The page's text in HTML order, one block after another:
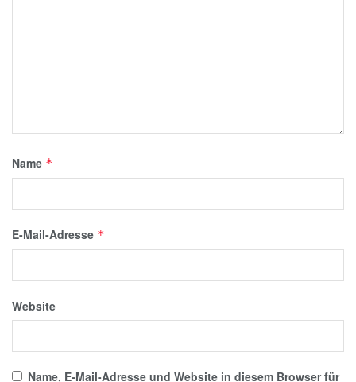
Name *
E-Mail-Adresse *
Website
Name, E-Mail-Adresse und Website in diesem Browser für